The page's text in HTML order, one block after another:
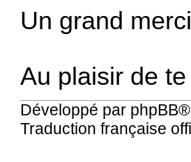
Un grand
Au plaisir de
Développé par phpBB®
Traduction française